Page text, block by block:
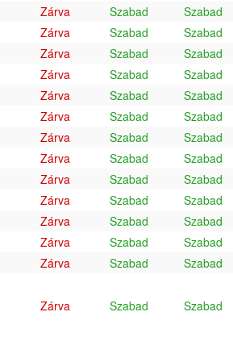
Zárva Szabad
Szabad
Zárva Szabad
Szabad
Zárva Szabad
Szabad
Zárva Szabad
Szabad
Zárva Szabad
Szabad
Zárva Szabad
Szabad
Zárva Szabad
Szabad
Zárva Szabad
Szabad
Zárva Szabad
Szabad
Zárva Szabad
Szabad
Zárva Szabad
Szabad
Zárva Szabad
Szabad
Zárva Szabad
Szabad
Zárva Szabad Szabad